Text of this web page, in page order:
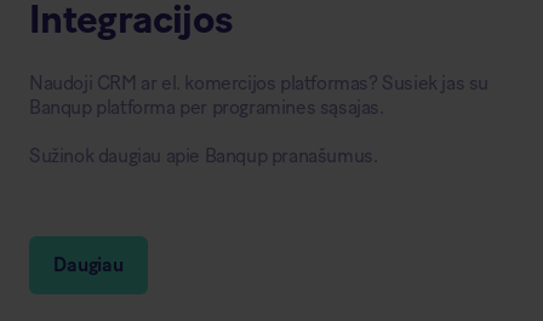
Integracijos
Naudoji CRM ar el. komercijos platformas? Susiek jas su
Banqup platforma per programines sąsajas.
Sužinok daugiau apie Banqup pranašumus.
Daugiau